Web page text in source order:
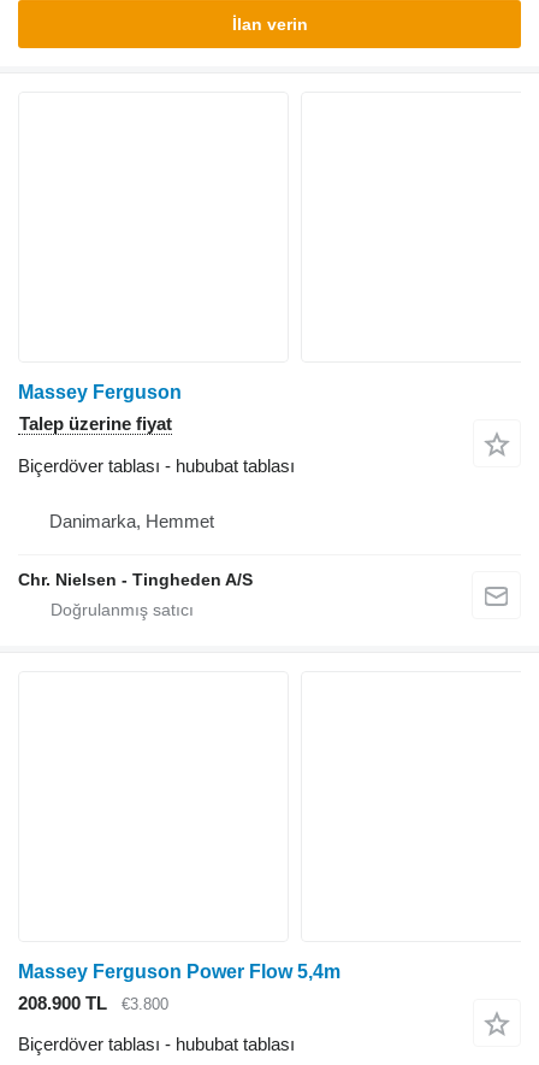
İlan verin
Massey Ferguson
Talep üzerine fiyat
Biçerdöver tablası - hububat tablası
Danimarka, Hemmet
Chr. Nielsen - Tingheden A/S
Massey Ferguson Power Flow 5,4m
208.900 TL
€3.800
Biçerdöver tablası - hububat tablası